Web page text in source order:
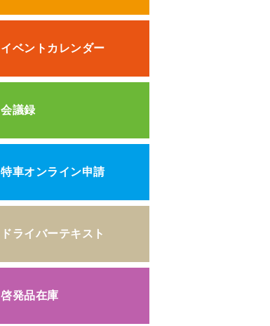
イベントカレンダー
会議録
特車オンライン申請
ドライバーテキスト
啓発品在庫